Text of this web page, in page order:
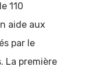
110
aide aux
par le
La première